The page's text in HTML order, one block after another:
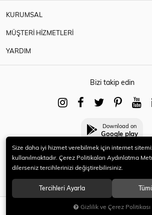
SEPETE EKLE
KURUMSAL
MÜŞTERİ HİZMETLERİ
YARDIM
Bizi takip edin
Download on
Google play
© 2021 HERYENİ. Tüm hakları
Size daha iyi hizmet verebilmek için internet
kullanılmaktadır. Çerez Politikaları Aydınlatma
dilerseniz tercihlerinizi değiştirebilirsiniz.
Tercihleri Ayarla
Gizlilik ve Çerez Politikası